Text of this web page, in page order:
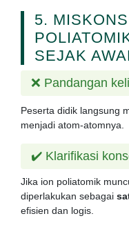
5.
SEJAK
❌ Pandangan
Peserta didik langsung
menjadi atom-atomnya.
✔️ Klarifikasi
Jika ion poliatomik
diperlakukan sebagai
efisien dan logis.